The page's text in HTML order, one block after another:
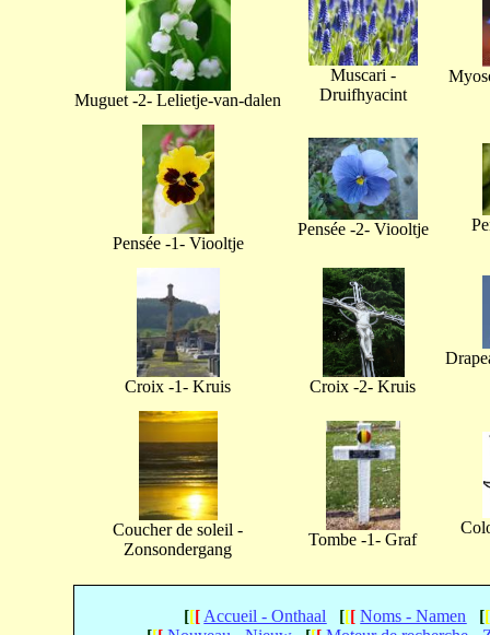
Muguet -2- Lelietje-van-dalen
Muscari -
Druifhyacint
Pensée -1- Viooltje
Pensée -2- Viooltje
Croix -1- Kruis Croix -2- Kruis
Coucher de soleil -
Zonsondergang
Tombe -1- Graf
[[[ Accueil - Onthaal [[[ Noms - Namen [[